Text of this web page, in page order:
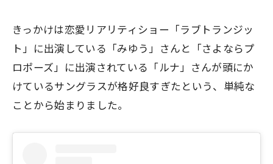
きっかけは恋愛リアリティショー「ラブトランジッ
ト」に出演している「みゆう」さんと「さよならプ
ロポーズ」に出演されている「ルナ」さんが頭にか
けているサングラスが格好良すぎたという、単純な
ことから始まりました。